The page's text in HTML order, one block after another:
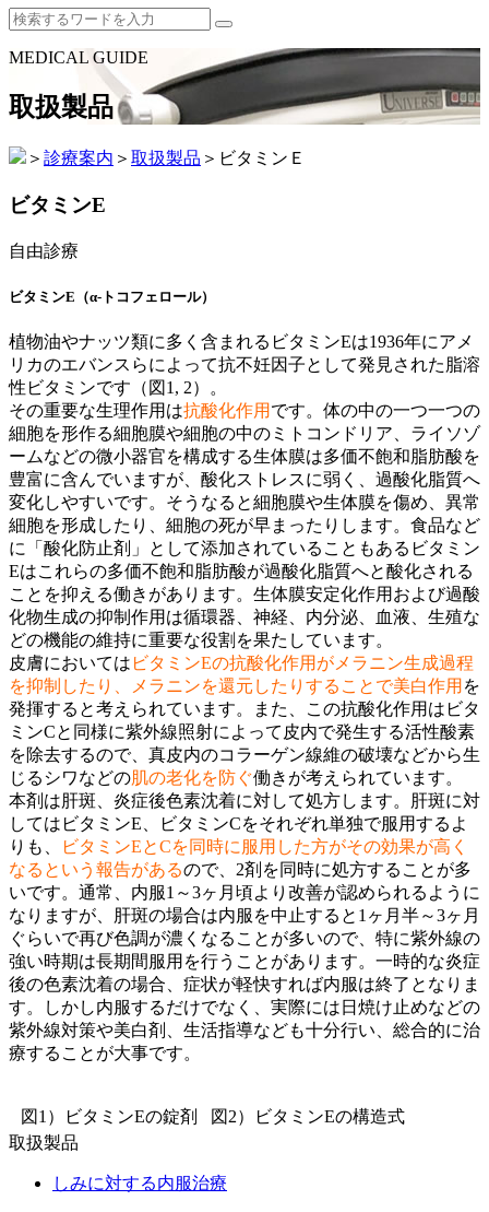
MEDICAL GUIDE
取扱製品
＞ 診療案内 ＞ 取扱製品 ＞ ビタミンＥ
ビタミンE
自由診療
ビタミンE（α-トコフェロール）
植物油やナッツ類に多く含まれるビタミンEは1936年にアメ
リカのエバンスらによって抗不妊因子として発見された脂溶
性ビタミンです（図1, 2）。
その重要な生理作用は抗酸化作用 です。体の中の一つ一つの
細胞を形作る細胞膜や細胞の中のミトコンドリア、ライソゾ
ームなどの微小器官を構成する生体膜は多価不飽和脂肪酸を
豊富に含んでいますが、酸化ストレスに弱く、過酸化脂質へ
変化しやすいです。そうなると細胞膜や生体膜を傷め、異常
細胞を形成したり、細胞の死が早まったりします。食品など
に「酸化防止剤」として添加されていることもあるビタミン
Eはこれらの多価不飽和脂肪酸が過酸化脂質へと酸化される
ことを抑える働きがあります。生体膜安定化作用および過酸
化物生成の抑制作用は循環器、神経、内分泌、血液、生殖な
どの機能の維持に重要な役割を果たしています。
皮膚においては ビタミンEの抗酸化作用がメラニン生成過程
を抑制したり、メラニンを還元したりすることで美白作用 を
発揮すると考えられています。また、この抗酸化作用はビタ
ミンCと同様に紫外線照射によって皮内で発生する活性酸素
を除去するので、真皮内のコラーゲン線維の破壊などから生
じるシワなどの肌の老化を防ぐ働きが考えられています。
本剤は肝斑、炎症後色素沈着に対して処方します。肝斑に対
してはビタミンE、ビタミンCをそれぞれ単独で服用するよ
りも、
ビタミンEとCを同時に服用した方がその効果が高く
なるという報告があるので、2剤を同時に処方することが多
いです。通常、内服1～3ヶ月頃より改善が認められるように
なりますが、肝斑の場合は内服を中止すると1ヶ月半～3ヶ月
ぐらいで再び色調が濃くなることが多いので、特に紫外線の
強い時期は長期間服用を行うことがあります。一時的な炎症
後の色素沈着の場合、症状が軽快すれば内服は終了となりま
す。しかし内服するだけでなく、実際には日焼け止めなどの
紫外線対策や美白剤、生活指導なども十分行い、総合的に治
療することが大事です。
図1）ビタミンEの錠剤
図2）ビタミンEの構造式
取扱製品
しみに対する内服治療